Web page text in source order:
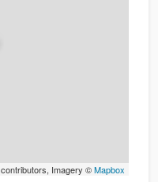
contributors, Imagery ©Mapbox